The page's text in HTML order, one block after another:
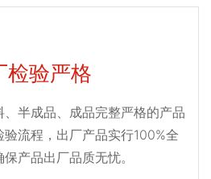
检验严格
、半成品、成品完整严格的产品
验流程，出厂产品实行100%全
产品出厂品质无忧。